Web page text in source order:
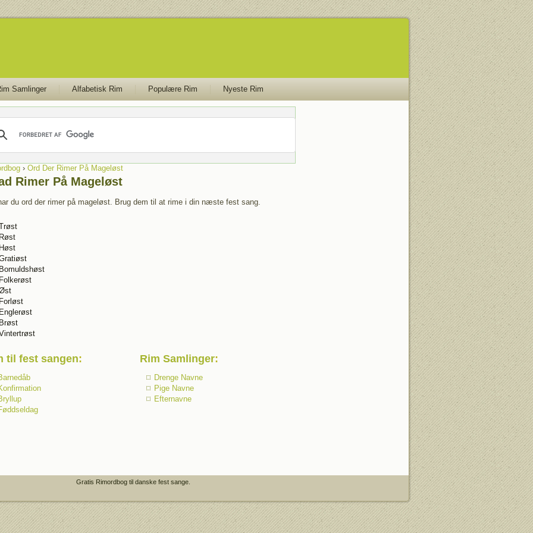
Samlinger Alfabetisk Rim Populære Rim Nyeste Rim
› Ord Der Rimer På Mageløst
Rimer På Mageløst
du ord der rimer på mageløst. Brug dem til at rime i din næste fest sang.
til fest sangen: Rim Samlinger:
Drenge Navne
Pige Navne
Efternavne
Gratis Rimordbog til danske fest sange.